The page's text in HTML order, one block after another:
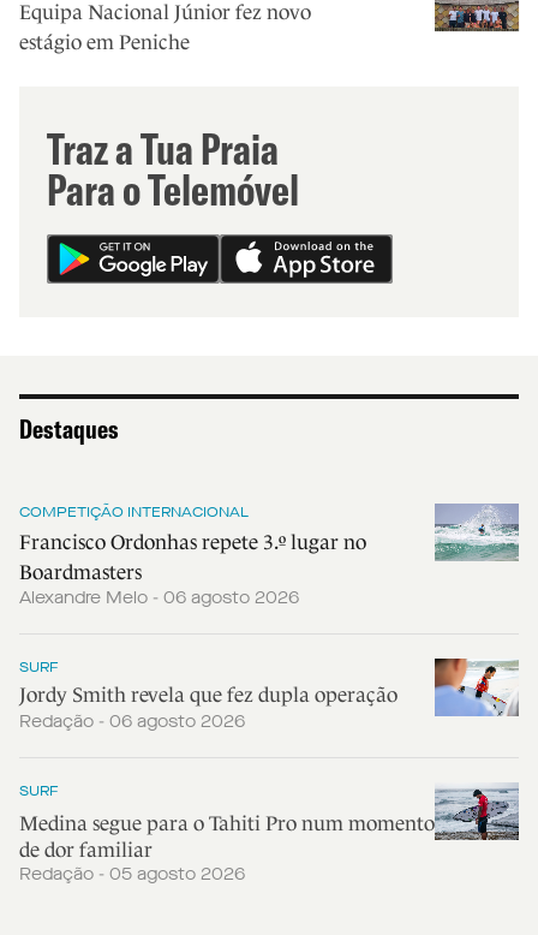
Equipa Nacional Júnior fez novo
estágio em Peniche
Traz a Tua Praia
Para o Telemóvel
Destaques
COMPETIÇÃO INTERNACIONAL
Francisco Ordonhas repete 3.º lugar no
Boardmasters
Alexandre Melo - 06 agosto 2026
SURF
Jordy Smith revela que fez dupla operação
Redação - 06 agosto 2026
SURF
Medina segue para o Tahiti Pro num momento
de dor familiar
Redação - 05 agosto 2026